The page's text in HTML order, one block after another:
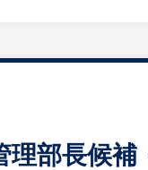
理部長候